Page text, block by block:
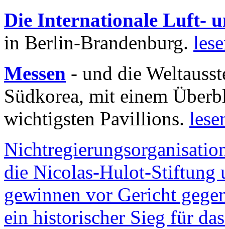
Die Internationale Luft-
in Berlin-Brandenburg.
Messen - und die
Südkorea, mit einem
wichtigsten Pavillions.
die Nicolas-Hulot-Stiftung
gewinnen vor Gericht
ein historischer Sieg für